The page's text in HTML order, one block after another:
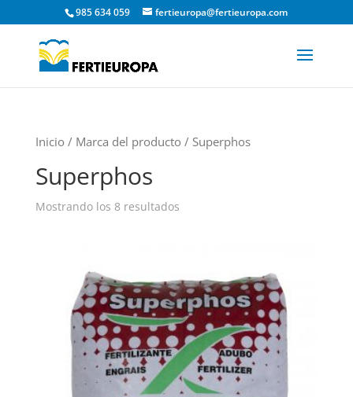
985 634 059 fertieuropa@fertieuropa.com
Inicio / Marca del producto / Superphos
Superphos
Mostrando los 8 resultados